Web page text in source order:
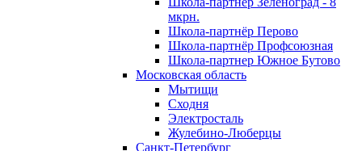
мкрн.
Школа-партнёр Перово
Школа-партнёр Профсоюзная
Школа-партнер Южное Бутово
Московская область
Мытищи
Сходня
Электросталь
Жулебино-Люберцы
Санкт-Петербург